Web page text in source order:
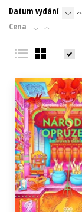
Datum vydání
Cena